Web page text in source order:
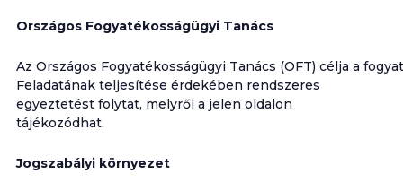
Országos Fogyatékosságügyi Tanács
Az Országos Fogyatékosságügyi Tanács (OFT) célja a
Feladatának teljesítése érdekében rendszeres
egyeztetést folytat, melyről a jelen oldalon
tájékozódhat.
Jogszabályi környezet